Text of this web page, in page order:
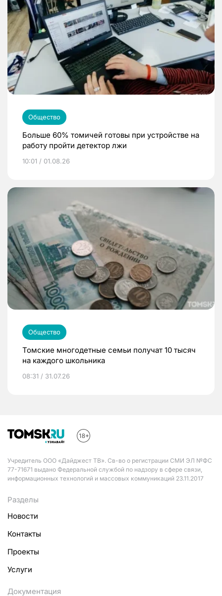
Общество
Больше 60% томичей готовы при устройстве на
работу пройти детектор лжи
10:01 / 01.08.26
Общество
Томские многодетные семьи получат 10 тысяч
на каждого школьника
08:31 / 31.07.26
Учредитель ООО «Дайджест ТВ». Св-во о регистрации СМИ ЭЛ №ФС
77-71671 выдано Федеральной службой по надзору в сфере связи,
информационных технологий и массовых коммуникаций 23.11.2017
Разделы
Новости
Контакты
Проекты
Услуги
Документация